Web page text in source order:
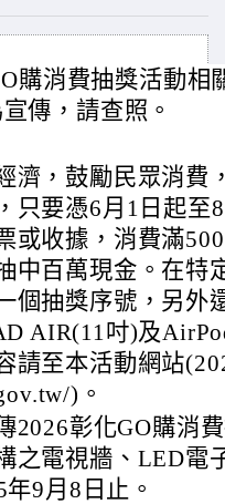
購消費抽獎活動相
傳，請查照。
濟，鼓勵民眾消費
只要憑6月1日起至
或收據，消費滿
中百萬現金。在特
個抽獎序號，另外
AIR(11吋)及
請至本活動網站
)。
2026彰化GO購消
之電視牆、LED電
9月8日止。